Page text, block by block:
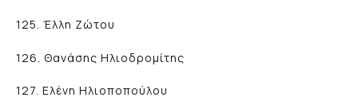
125. Έλλη Ζώτου
126. Θανάσης Ηλιοδρομίτης
127. Ελένη Ηλιοποπούλου